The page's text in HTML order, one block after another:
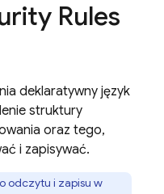
Rules
deklaratywny język
struktury
oraz tego,
i zapisywać.
odczytu i zapisu w